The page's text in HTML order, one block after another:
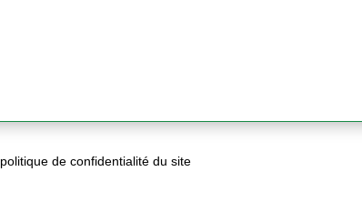
de confidentialité du site